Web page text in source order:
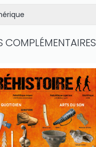
COMPLÉMENTAIRES